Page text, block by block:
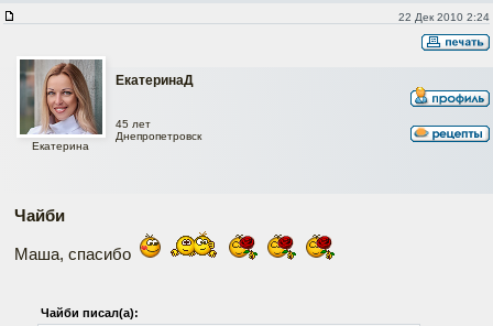
22 Дек 2010 2:24
ЕкатеринаД
Екатерина
45 лет
Днепропетровск
Чайби
Маша, спасибо
Чайби писал(а):